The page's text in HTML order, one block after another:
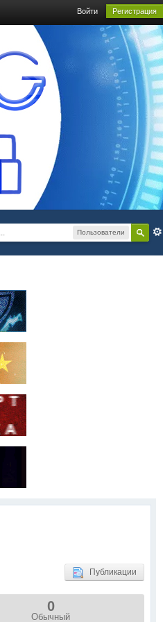
Войти Регистрация
Пользователи
Публикации
0
Обычный